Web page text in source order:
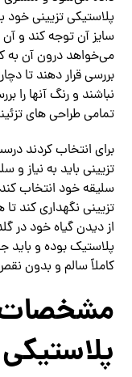
پلاستیکی تزیینی
سایز آن توجه کند و آن
می‌خواهد درون آن به
بررسی قرار دهند تا
نباشند و رنگ آنها را
تمامی طراحی های
برای انتخاب کردند
تزیینی باید به نیاز و
سلیقه خود انتخاب
تزیینی نگهداری کند
از دیدن گیاه خود در
پلاستیک بوده و باید
کاملاً سالم و بدون
مشخصات